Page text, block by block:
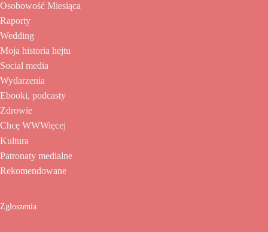
Osobowość Miesiąca
Raporty
Wedding
Moja historia hejtu
Social media
Wydarzenia
Ebooki, podcasty
Zdrowie
Chcę WWWięcej
Kultura
Patronaty medialne
Rekomendowane
Zgłoszenia